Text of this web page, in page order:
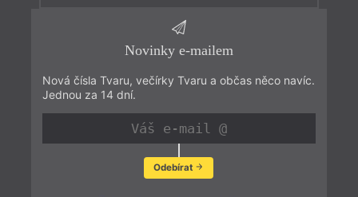
Novinky e-mailem
Nová čísla Tvaru, večírky Tvaru a občas něco navíc.
Jednou za 14 dní.
Odebírat